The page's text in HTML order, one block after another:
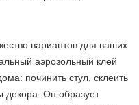
вариантов для ваших
аэрозольный клей
починить стул, склеить
декора. Он образует